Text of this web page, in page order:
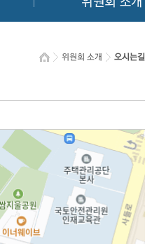
위원회 소개 오시는길